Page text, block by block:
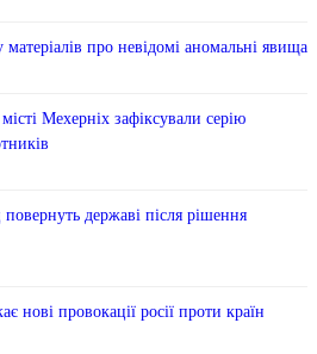
про невідомі аномальні явища
Мехерніх зафіксували серію
державі після рішення
нові провокації росії проти країн